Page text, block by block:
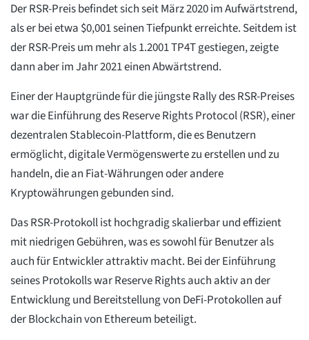
Der RSR-Preis befindet sich seit März 2020 im Aufwärtstrend,
als er bei etwa $0,001 seinen Tiefpunkt erreichte. Seitdem ist
der RSR-Preis um mehr als 1.2001 TP4T gestiegen, zeigte
dann aber im Jahr 2021 einen Abwärtstrend.
Einer der Hauptgründe für die jüngste Rally des RSR-Preises
war die Einführung des Reserve Rights Protocol (RSR), einer
dezentralen Stablecoin-Plattform, die es Benutzern
ermöglicht, digitale Vermögenswerte zu erstellen und zu
handeln, die an Fiat-Währungen oder andere
Kryptowährungen gebunden sind.
Das RSR-Protokoll ist hochgradig skalierbar und effizient
mit niedrigen Gebühren, was es sowohl für Benutzer als
auch für Entwickler attraktiv macht. Bei der Einführung
seines Protokolls war Reserve Rights auch aktiv an der
Entwicklung und Bereitstellung von DeFi-Protokollen auf
der Blockchain von Ethereum beteiligt.